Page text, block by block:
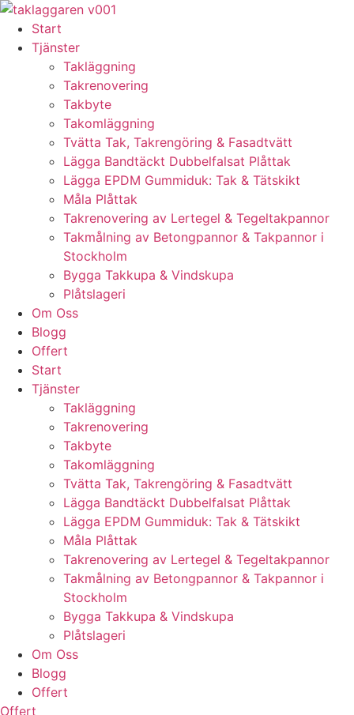
Skip
content
Start
Tjänster
Takläggning
Takrenovering
Takbyte
Takomläggning
Tvätta Tak, Takrengöring & Fasadtvätt
Lägga Bandtäckt Dubbelfalsat Plåttak
Lägga EPDM Gummiduk: Tak & Tätskikt
Måla Plåttak
Takrenovering av Lertegel & Tegeltakpannor
Takmålning av Betongpannor & Takpannor i
Stockholm
Bygga Takkupa & Vindskupa
Plåtslageri
Om Oss
Blogg
Offert
Start
Tjänster
Takläggning
Takrenovering
Takbyte
Takomläggning
Tvätta Tak, Takrengöring & Fasadtvätt
Lägga Bandtäckt Dubbelfalsat Plåttak
Lägga EPDM Gummiduk: Tak & Tätskikt
Måla Plåttak
Takrenovering av Lertegel & Tegeltakpannor
Takmålning av Betongpannor & Takpannor i
Stockholm
Bygga Takkupa & Vindskupa
Plåtslageri
Om Oss
Blogg
Offert
Offert